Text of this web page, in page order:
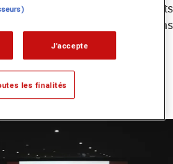
prix accueille des participants
engagés dans des associations
J'accepte
les finalités